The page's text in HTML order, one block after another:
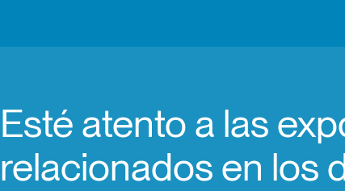
Esté atento a las
relacionados en los